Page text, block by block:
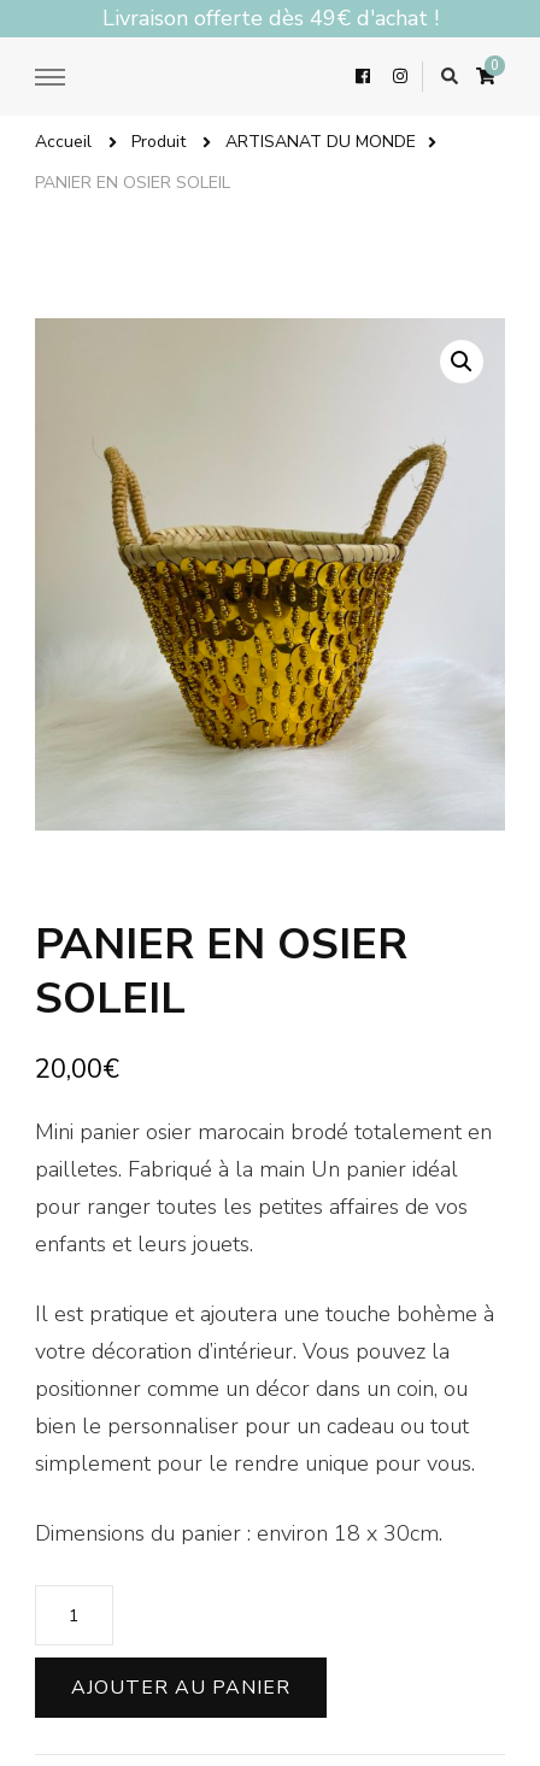
Livraison offerte dès 49€ d'achat !
0
Accueil Produit
ARTISANAT DU MONDE
PANIER EN OSIER SOLEIL
PANIER EN OSIER
SOLEIL
20,00€
Mini panier osier marocain brodé totalement en
pailletes. Fabriqué à la main Un panier idéal
pour ranger toutes les petites affaires de vos
enfants et leurs jouets.
Il est pratique et ajoutera une touche bohème à
votre décoration d’intérieur. Vous pouvez la
positionner comme un décor dans un coin, ou
bien le personnaliser pour un cadeau ou tout
simplement pour le rendre unique pour vous.
Dimensions du panier : environ 18 x 30cm.
AJOUTER AU PANIER